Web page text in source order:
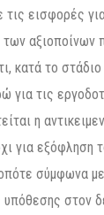
εισφορές
αξιοποίνων
κατά το
για τις
η
για εξόφληση
σύμφωνα
στον